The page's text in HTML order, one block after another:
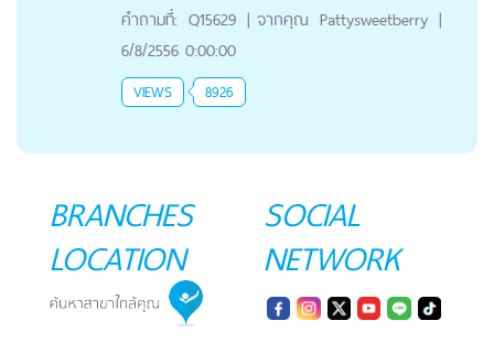
คำถามที่: Q15629 | จากคุณ Pattysweetberry |
6/8/2556 0:00:00
VIEWS 8926
BRANCHES
LOCATION
SOCIAL
NETWORK